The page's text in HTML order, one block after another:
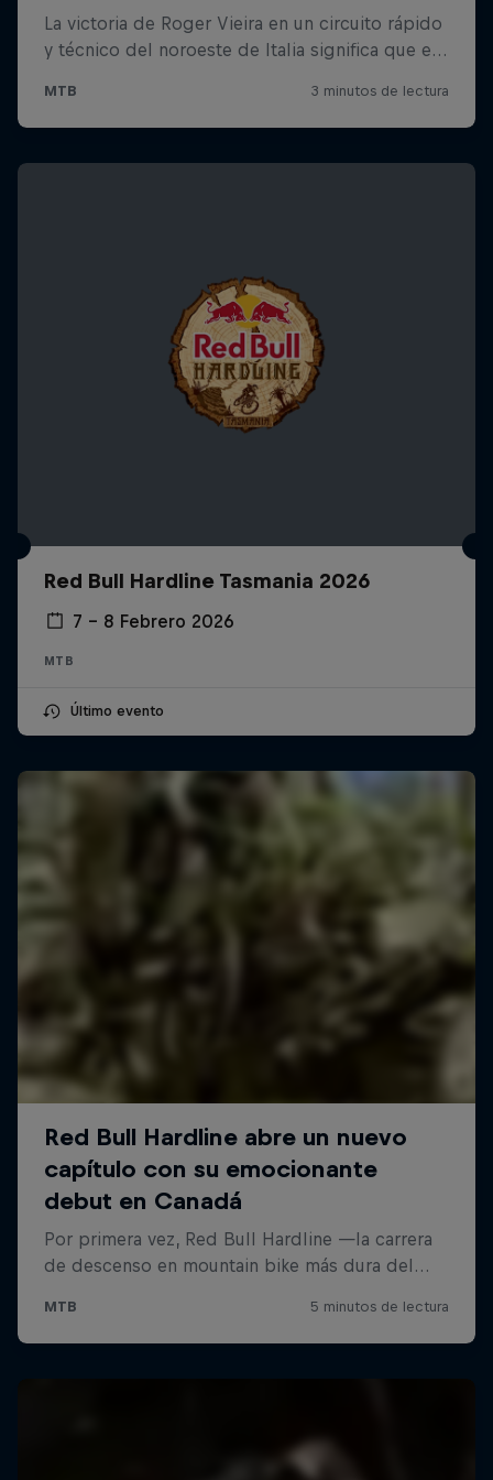
Red Bull Hardline Tasmania 2026
7 – 8 Febrero 2026
MTB
Último evento